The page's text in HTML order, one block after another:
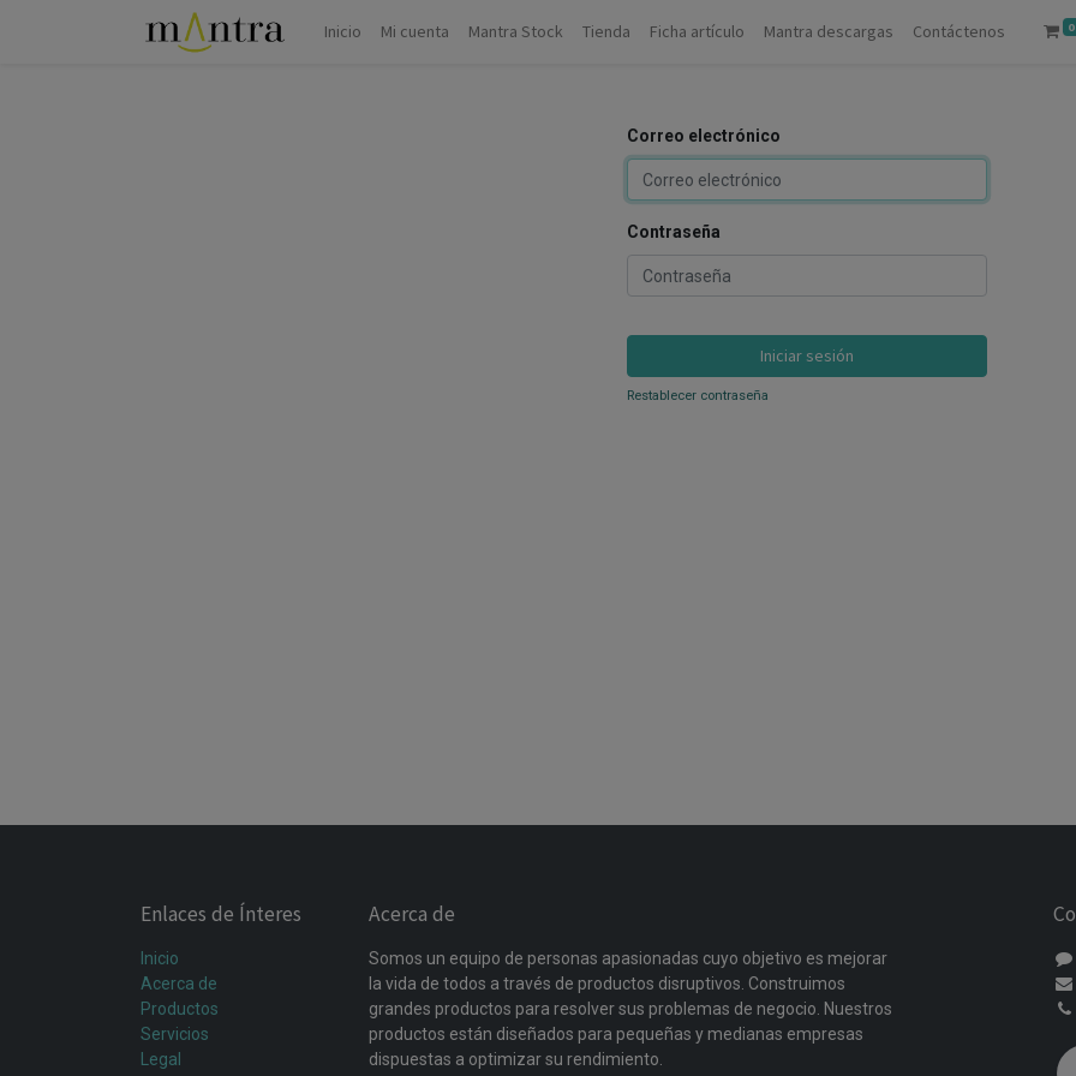
Inicio Mi cuenta Mantra Stock Tienda Ficha artículo Mantra descargas Contáctenos 0
Correo electrónico
Contraseña
Iniciar sesión
Restablecer contraseña
Enlaces de Ínteres
Inicio
Acerca de
Productos
Servicios
Legal
Acerca de
Somos un equipo de personas apasionadas cuyo objetivo es mejorar
la vida de todos a través de productos disruptivos. Construimos
grandes productos para resolver sus problemas de negocio. Nuestros
productos están diseñados para pequeñas y medianas empresas
dispuestas a optimizar su rendimiento.